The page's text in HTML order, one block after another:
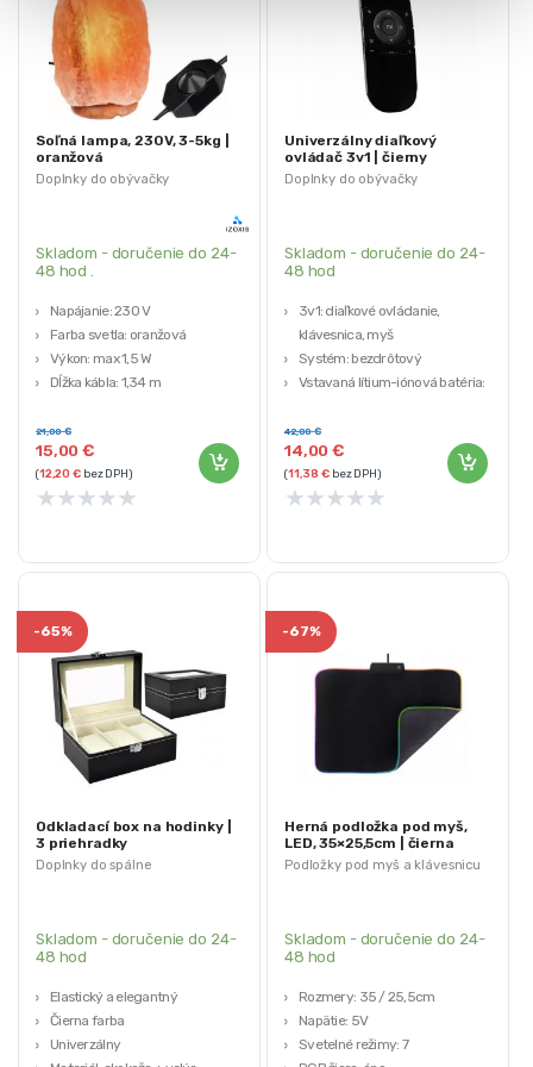
Doplnky do obývačky
Soľná lampa, 230V, 3-5kg |
oranžová
Skladom - doručenie do 24-
48 hod .
Napájanie: 230 V
Farba svetla: oranžová
Výkon: max 1,5 W
Dĺžka kábla: 1,34 m
m2
15,00€
21,00€
(12,20€bez DPH)
★★★★★
Doplnky do obývačky
Univerzálny diaľkový
ovládač 3v1 | čierny
Skladom - doručenie do 24-
48 hod
3v1: diaľkové ovládanie,
klávesnica, myš
Systém: bezdrôtový
Vstavaná lítium-iónová batéria:
Nabíjanie: USB – micro USB (kábel
súčasťou balenia)
Vzdialenosť: 10 m
14,00€
42,00€
(11,38€bez DPH)
★★★★★
Doplnky do spálne
-65%
Odkladací box na hodinky |
3 priehradky
Skladom - doručenie do 24-
48 hod
Elastický a elegantný
Čierna farba
Univerzálny
Podložky pod myš a klávesnicu
-67%
Herná podložka pod myš,
LED, 35×25,5cm | čierna
Skladom - doručenie do 24-
48 hod
Rozmery: 35 / 25,5cm
Napätie: 5V
Svetelné režimy: 7